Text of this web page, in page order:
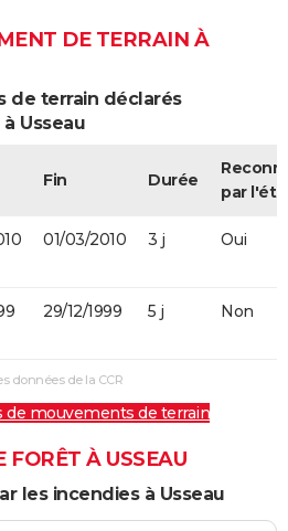
DE TERRAIN À
de terrain déclarés
Usseau
Fin Durée
par
01/03/2010 3 j Oui
29/12/1999 5 j Non
données de la CCR
de mouvements de terrain
FORÊT À USSEAU
les incendies à Usseau